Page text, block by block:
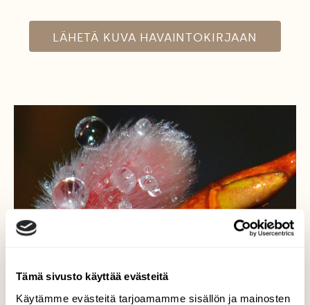
Tämä sivusto käyttää evästeitä
Käytämme evästeitä tarjoamamme sisällön ja mainosten
LÄHETÄ KUVA HAVAINTOKIRJAAN